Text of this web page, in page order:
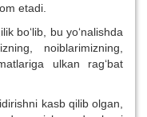
etadi.
bo‘lib, bu yo‘nalishda
noiblarimizning,
ulkan rag‘bat
kasb qilib olgan,